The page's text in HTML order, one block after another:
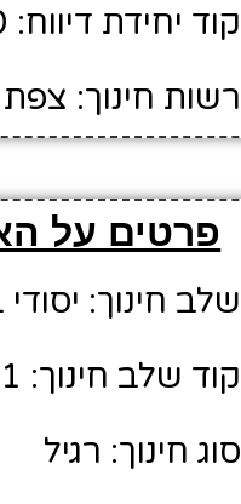
קוד יחידת דיווח: 10
רשות חינוך: צפת
פרטים על
שלב חינוך:
קוד שלב חינוך: 1
סוג חינוך: רגיל